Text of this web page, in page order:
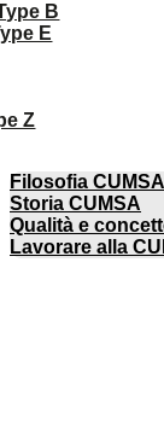
B
E
Z
Filosofia CUMSA
Storia CUMSA
Qualità e
Lavorare alla